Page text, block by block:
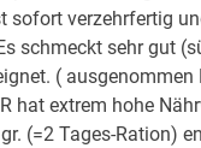
sofort verzehrfertig
schmeckt sehr gut
(
hat extrem hohe
(=2 Tages-Ration)